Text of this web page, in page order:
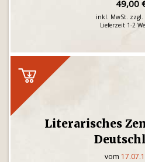
49,00
inkl. MwSt. zzgl.
Lieferzeit 1-2
Literarisches
vom